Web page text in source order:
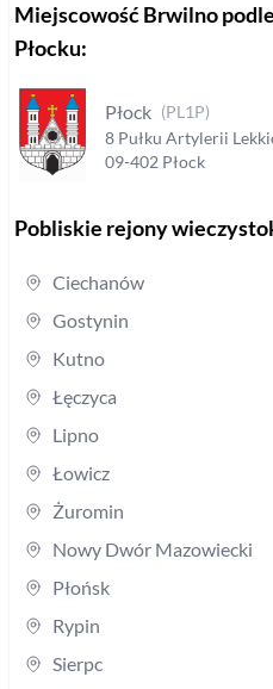
MiejscowośćBrwilno
Płocku:
Płock (PL1P)
8 Pułku Artylerii
09-402 Płock
Pobliskie rejony
Ciechanów
Gostynin
Kutno
Łęczyca
Lipno
Łowicz
Żuromin
Nowy Dwór Mazowiecki
Płońsk
Rypin
Sierpc